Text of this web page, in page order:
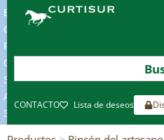
ENVIOS
GRATIS
POR
COMPRAS
SUPERIORES
A
300€*
CONTACTO Lista de deseos